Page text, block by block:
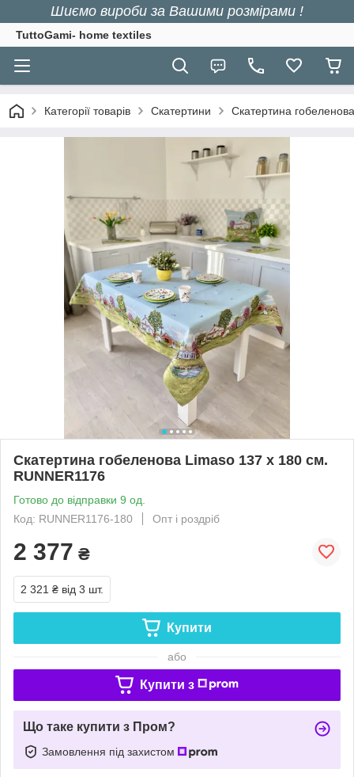
Шиємо вироби за Вашими розмірами !
TuttoGami- home textiles
Категорії товарів Скатертини Скатертина
Скатертина гобеленова Limasо 137 х 180 см.
RUNNER1176
Готово до відправки 9 од.
Код: RUNNER1176-180
Опт і роздріб
2 377 ₴
2 321 ₴ від 3 шт.
Купити
або
Купити з
Що таке купити з Пром?
Замовлення під захистом